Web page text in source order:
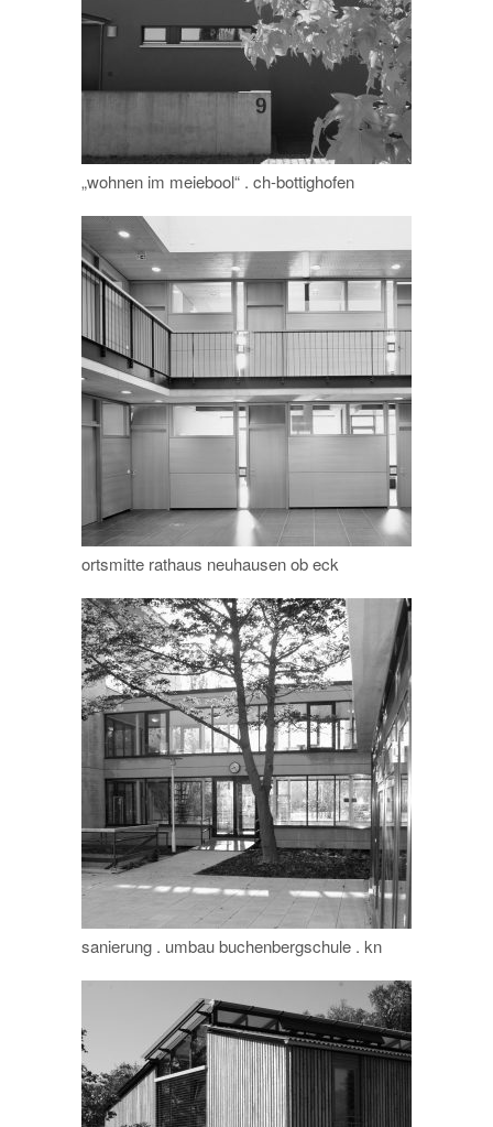
„wohnen im meiebool“ . ch-bottighofen
ortsmitte rathaus neuhausen ob eck
sanierung . umbau buchenbergschule . kn